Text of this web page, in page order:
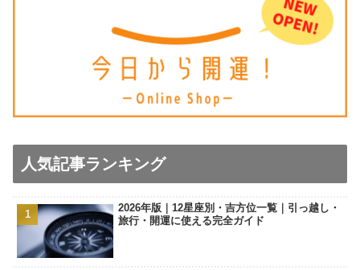
人気記事ランキング
2026年版｜12星座別・吉方位一覧｜引っ越し・
旅行・開運に使える完全ガイド